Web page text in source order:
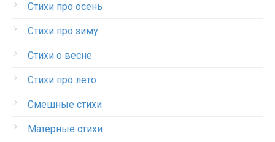
Стихи про осень
Стихи про зиму
Стихи о весне
Стихи про лето
Смешные стихи
Матерные стихи